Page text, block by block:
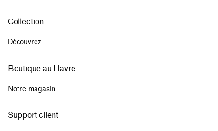
Collection
Découvrez
Boutique au Havre
Notre magasin
Support client